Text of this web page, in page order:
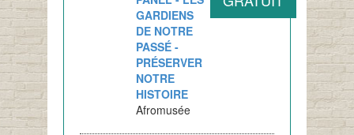
GARDIENS
DE NOTRE
PASSÉ -
PRÉSERVER
NOTRE
HISTOIRE
Afromusée